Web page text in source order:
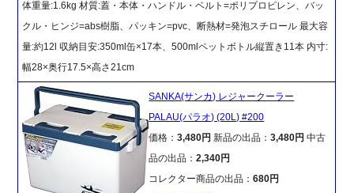
体重量:1.6kg 材質:蓋・本体・ハンドル・ベルト=ポリプロピレン、バッ
クル・ヒンジ=abs樹脂、パッキン=pvc、断熱材=発泡スチロール 最大容
量:約12l 収納目安:350ml缶×17本、500mlペットボトル縦置き11本 内寸:
幅28×奥行17.5×高さ21cm
SANKA(サンカ) レジャークーラー
PALAU(パラオ) (20L) #200
価格：3,480円新品の出品：3,480円 中古
品の出品：2,340円
コレクター商品の出品：680円